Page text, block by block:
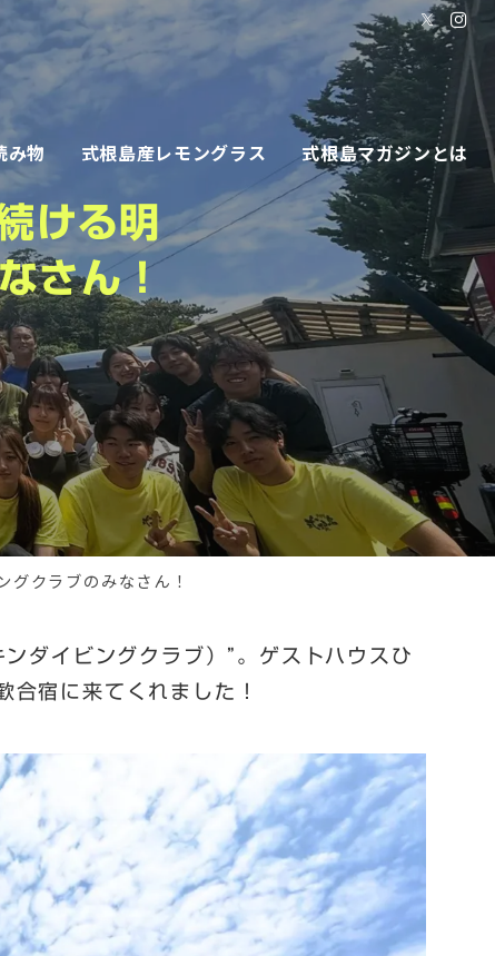
み物 式根島産レモングラス 式根島マガジンとは
ける明
さん！
グクラブのみなさん！
ダイビングクラブ）”。ゲストハウスひ
宿に来てくれました！